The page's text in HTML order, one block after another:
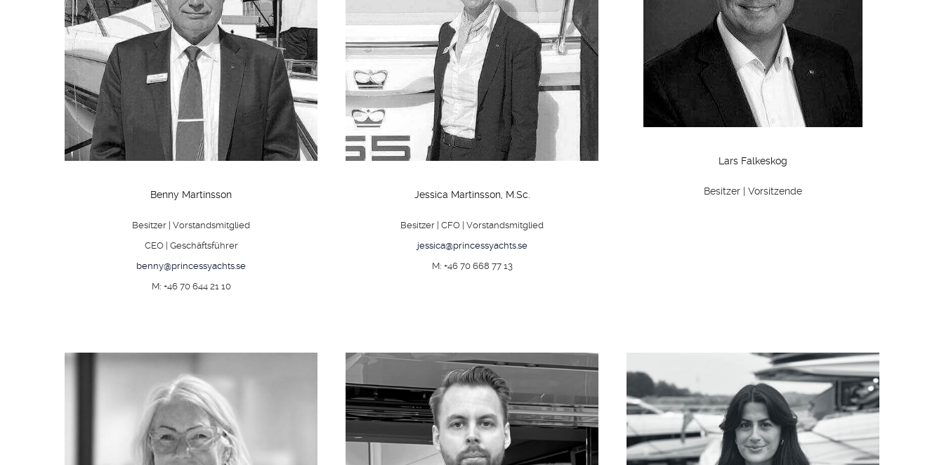
Benny Martinsson
Besitzer | Vorstandsmitglied
CEO | Geschäftsführer
benny@princessyachts.se
M: +46 70 644 21 10
Jessica Martinsson, M.Sc.
Besitzer | CFO | Vorstandsmitglied
jessica@princessyachts.se
M: +46 70 668 77 13
Lars Falkeskog
Besitzer | Vorsitzende
DESIGN STUDIO
ZU VERKAUFEN
SHOP
KONTAKT